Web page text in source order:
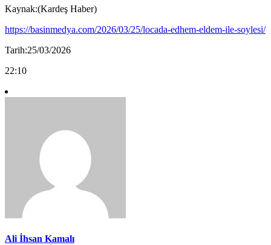
Kaynak:(Kardeş Haber)
https://basinmedya.com/2026/03/25/locada-edhem-eldem-ile-soylesi/
Tarih:25/03/2026
22:10
Ali İhsan Kamalı